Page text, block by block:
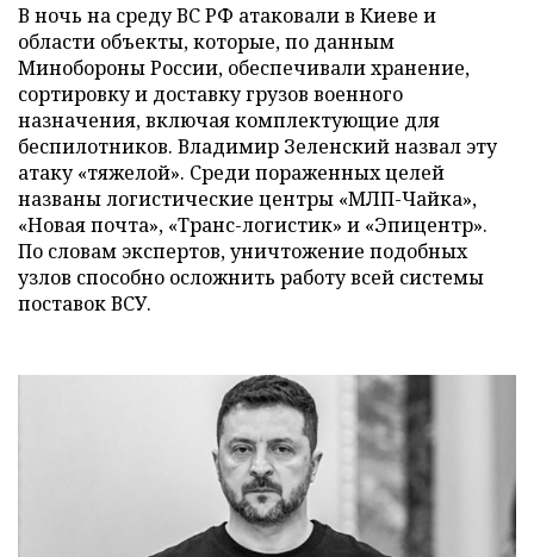
В ночь на среду ВС РФ атаковали в Киеве и
области объекты, которые, по данным
Минобороны России, обеспечивали хранение,
сортировку и доставку грузов военного
назначения, включая комплектующие для
беспилотников. Владимир Зеленский назвал эту
атаку «тяжелой». Среди пораженных целей
названы логистические центры «МЛП-Чайка»,
«Новая почта», «Транс-логистик» и «Эпицентр».
По словам экспертов, уничтожение подобных
узлов способно осложнить работу всей системы
поставок ВСУ.